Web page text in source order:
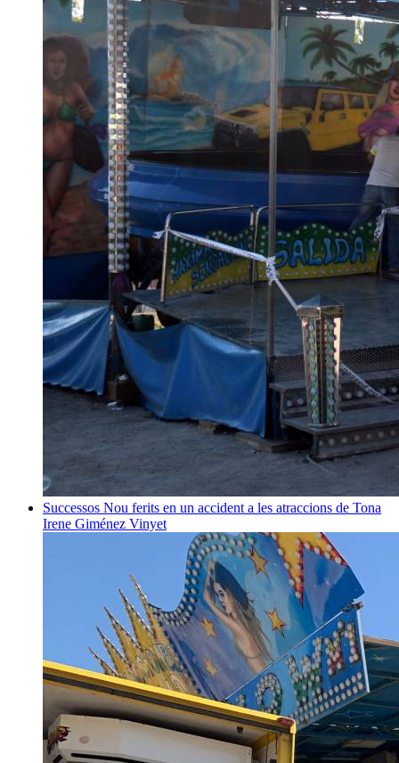
Successos Nou ferits en un accident a les atraccions de Tona
Irene Giménez Vinyet